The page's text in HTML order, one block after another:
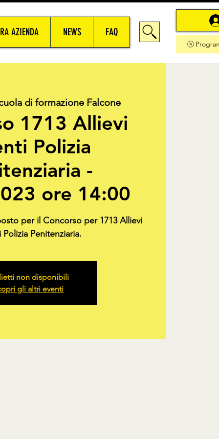
AZIENDA NEWS FAQ
di formazione Falcone
1713 Allievi
Polizia
-
ore 14:00
per il Concorso per 1713 Allievi
Penitenziaria.
non disponibili
gli altri eventi